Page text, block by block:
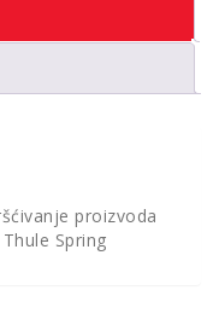
proizvoda
Spring